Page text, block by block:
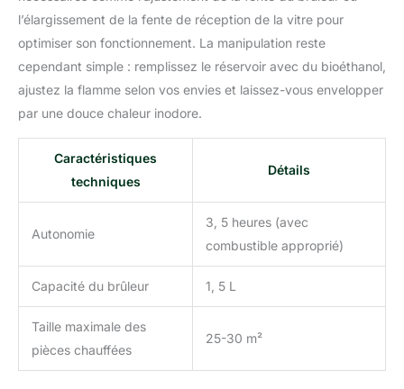
l’élargissement de la fente de réception de la vitre pour
optimiser son fonctionnement. La manipulation reste
cependant simple : remplissez le réservoir avec du bioéthanol,
ajustez la flamme selon vos envies et laissez-vous envelopper
par une douce chaleur inodore.
Caractéristiques
techniques
Détails
Autonomie
3, 5 heures (avec
combustible approprié)
Capacité du brûleur 1, 5 L
Taille maximale des
pièces chauffées
25-30 m²